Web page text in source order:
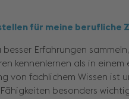
für meine berufliche
besser Erfahrungen
kennenlernen als in
von fachlichem Wissen ist
besonders